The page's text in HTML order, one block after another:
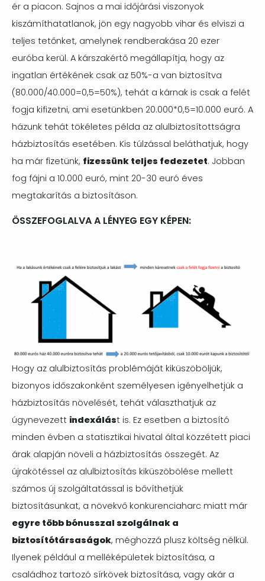
ér a piacon. Sajnos a mai időjárási viszonyok
kiszámíthatatlanok, jön egy nagyobb vihar és elviszi a
teljes tetőnket, amelynek rendberakása 20 ezer
euróba kerül. A kárszakértő megállapítja, hogy az
ingatlan értékének csak az 50%-a van biztosítva
(80.000/40.000=0,5=50%), tehát a kárnak is csak a felét
fogja kifizetni, ami esetünkben 20.000*0,5=10.000 euró. A
házunk tehát tökéletes példa az alulbiztosítottságra
házbiztosítás esetében. Kis túlzással beláthatjuk, hogy
ha már fizetünk, fizessünk teljes fedezetet. Jobban
fog fájni a 10.000 euró, mint 20-30 euró éves
megtakarítás a biztosításon.
ÖSSZEFOGLALVA A LÉNYEG EGY KÉPEN:
Image
Hogy az alulbiztosítás problémáját kiküszöböljük,
bizonyos időszakonként személyesen igényelhetjük a
házbiztosítás növelését, tehát választhatjuk az
úgynevezett indexálást is. Ez esetben a biztosító
minden évben a statisztikai hivatal által közzétett piaci
árak alapján növeli a házbiztosítás összegét. Az
újrakötéssel az alulbiztosítás kiküszöbölése mellett
számos új szolgáltatással is bővíthetjük
biztosításunkat, a növekvő konkurenciaharc miatt már
egyre több bónusszal szolgálnak a
biztosítótársaságok, méghozzá plusz költség nélkül.
Ilyenek például a melléképületek biztosítása, a
családhoz tartozó sírkövek biztosítása, vagy akár a